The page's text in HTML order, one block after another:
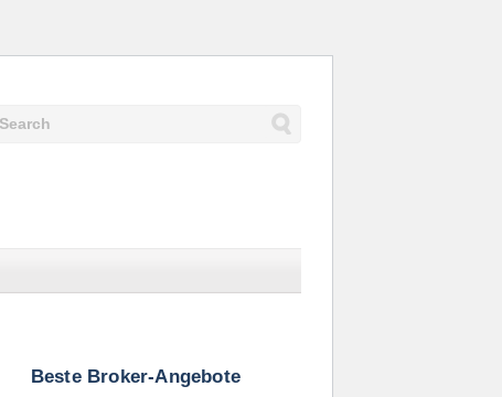
Beste Broker-Angebote